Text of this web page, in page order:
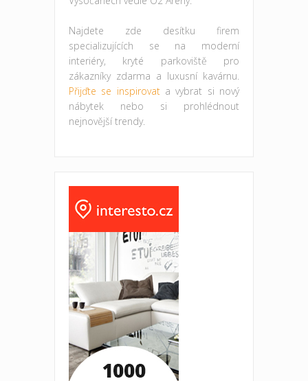
Najdete zde desítku firem
specializujících se na moderní
interiéry, kryté parkoviště pro
zákazníky zdarma a luxusní kavárnu.
Přijďte se inspirovata vybrat si nový
nábytek nebo si prohlédnout
nejnovější trendy.